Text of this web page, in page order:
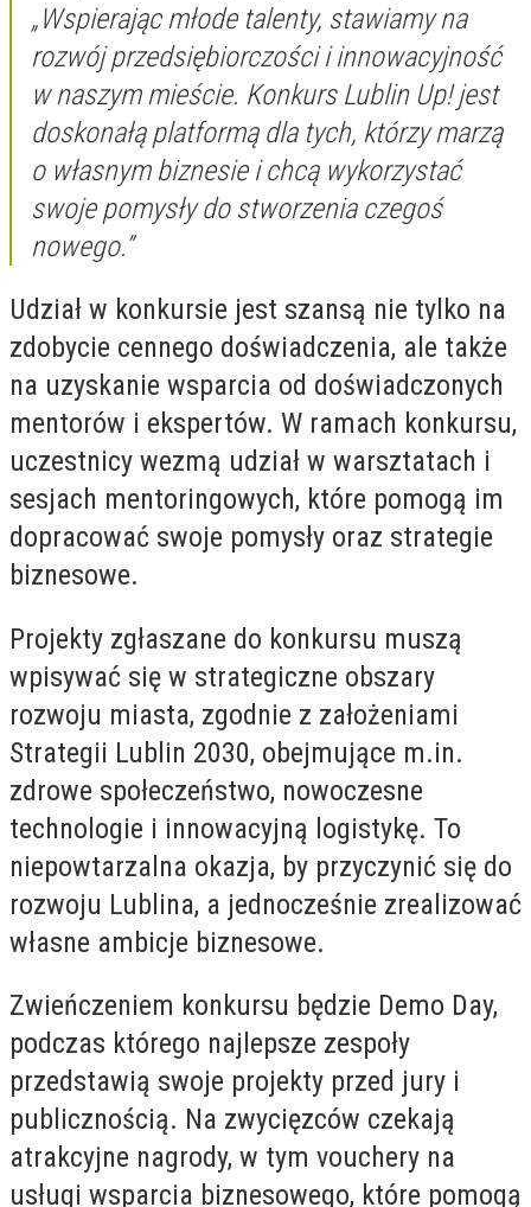
„Wspierając młode talenty, stawiamy na
rozwój przedsiębiorczości i innowacyjność
w naszym mieście. Konkurs Lublin Up! jest
doskonałą platformą dla tych, którzy marzą
o własnym biznesie i chcą wykorzystać
swoje pomysły do stworzenia czegoś
nowego.”
Udział w konkursie jest szansą nie tylko na
zdobycie cennego doświadczenia, ale także
na uzyskanie wsparcia od doświadczonych
mentorów i ekspertów. W ramach konkursu,
uczestnicy wezmą udział w warsztatach i
sesjach mentoringowych, które pomogą im
dopracować swoje pomysły oraz strategie
biznesowe.
Projekty zgłaszane do konkursu muszą
wpisywać się w strategiczne obszary
rozwoju miasta, zgodnie z założeniami
Strategii Lublin 2030, obejmujące m.in.
zdrowe społeczeństwo, nowoczesne
technologie i innowacyjną logistykę. To
niepowtarzalna okazja, by przyczynić się do
rozwoju Lublina, a jednocześnie zrealizować
własne ambicje biznesowe.
Zwieńczeniem konkursu będzie Demo Day,
podczas którego najlepsze zespoły
przedstawią swoje projekty przed jury i
publicznością. Na zwycięzców czekają
atrakcyjne nagrody, w tym vouchery na
usługi wsparcia biznesowego, które pomogą